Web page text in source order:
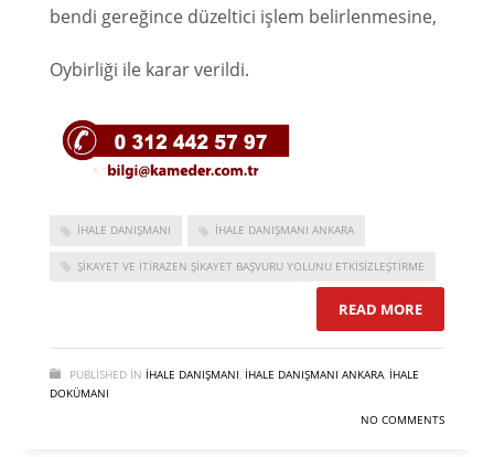
bendi gereğince düzeltici işlem belirlenmesine,
Oybirliği ile karar verildi.
İHALE DANIŞMANI İHALE DANIŞMANI ANKARA
ŞIKAYET VE ITIRAZEN ŞIKAYET BAŞVURU YOLUNU ETKISIZLEŞTIRME
READ MORE
PUBLISHED IN İHALE DANIŞMANI, İHALE DANIŞMANI ANKARA, İHALE
DOKÜMANI
NO COMMENTS